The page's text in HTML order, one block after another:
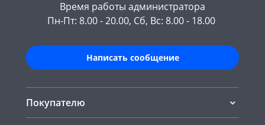
Время работы администратора
Пн-Пт: 8.00 - 20.00, Сб, Вс: 8.00 - 18.00
Написать сообщение
Покупателю